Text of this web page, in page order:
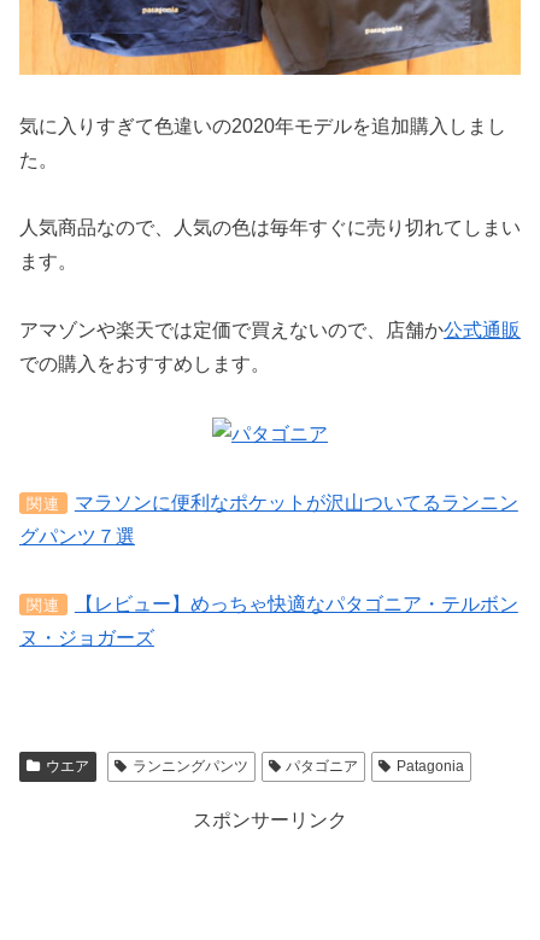
気に入りすぎて色違いの2020年モデルを追加購入しまし
た。
人気商品なので、人気の色は毎年すぐに売り切れてしまい
ます。
アマゾンや楽天では定価で買えないので、店舗か公式通販
での購入をおすすめします。
関連
マラソンに便利なポケットが沢山ついてるランニン
グパンツ７選
関連
【レビュー】めっちゃ快適なパタゴニア・テルボン
ヌ・ジョガーズ
ウエア ランニングパンツ パタゴニア Patagonia
スポンサーリンク